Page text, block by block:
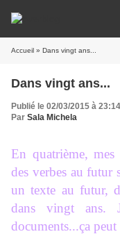
Accueil » Dans vingt ans...
Dans vingt ans...
Publié le 02/03/2015 à 23:14
Par Sala Michela
En quatrième,
des verbes au futur
un texte au futur,
dans vingt ans.
documents...ça